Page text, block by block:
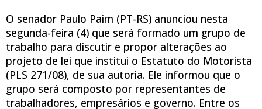
O senador Paulo Paim (PT-RS) anunciou nesta
segunda-feira (4) que será formado um grupo de
trabalho para discutir e propor alterações ao
projeto de lei que institui o Estatuto do Motorista
(PLS 271/08), de sua autoria. Ele informou que o
grupo será composto por representantes de
trabalhadores, empresários e governo. Entre os